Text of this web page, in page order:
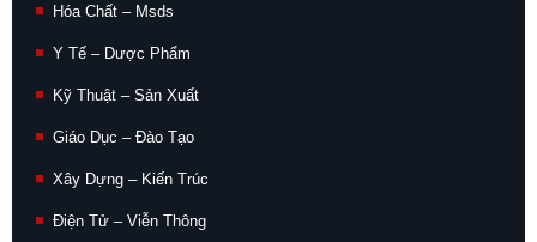
Hóa Chất – Msds
Y Tế – Dược Phẩm
Kỹ Thuật – Sản Xuất
Giáo Dục – Đào Tạo
Xây Dựng – Kiến Trúc
Điện Tử – Viễn Thông